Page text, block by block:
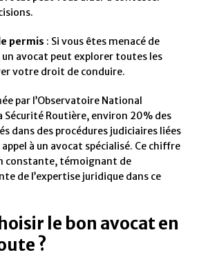
permis : Si vous êtes menacé de
avocat peut explorer toutes les
votre droit de conduire.
par l’Observatoire National
Routière, environ 20% des
dans des procédures judiciaires liées
à un avocat spécialisé. Ce chiffre
constante, témoignant de
de l’expertise juridique dans ce
le bon avocat en
?